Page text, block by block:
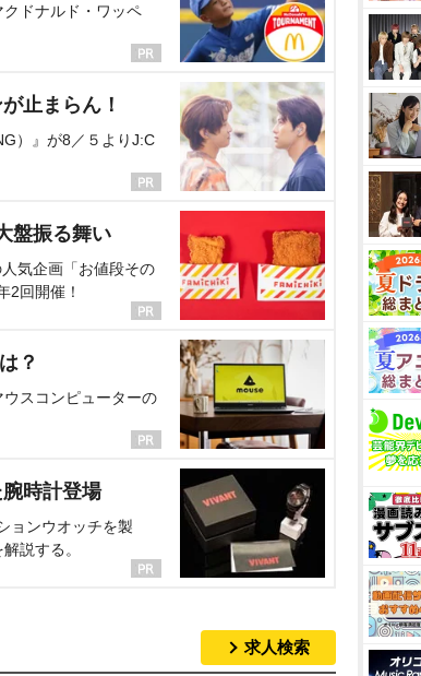
ドナルド・ワッペ
止まらん！
）』が8／５よりJ:C
盤振る舞い
気企画「お値段その
2回開催！
？
スコンピューターの
時計登場
ョンウオッチを製
説する。
求人検索